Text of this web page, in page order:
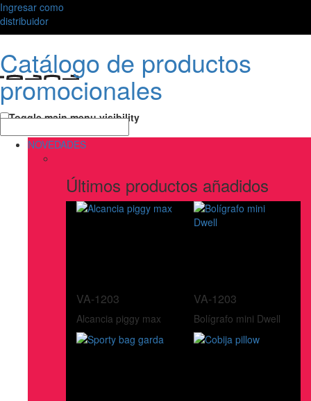
Ingresar como
distribuidor
Catálogo de productos
promocionales
Toggle main menu visibility
NOVEDADES
Últimos productos añadidos
VA-1203
Alcancia piggy max
VA-1203
Bolígrafo mini Dwell